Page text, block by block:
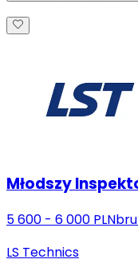
Młodszy
5 600 - 6 000 PLN
LS Technics